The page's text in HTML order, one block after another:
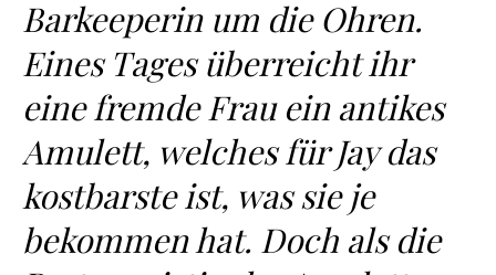
Barkeeperin um die Ohren.
Eines Tages überreicht ihr
eine fremde Frau ein antikes
Amulett, welches für Jay das
kostbarste ist, was sie je
bekommen hat. Doch als die